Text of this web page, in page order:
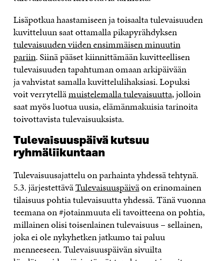
Lisäpotkua haastamiseen ja toisaalta tulevaisuuden
kuvitteluun saat ottamallapikapyrähdyksen
tulevaisuuden viiden ensimmäisen minuutin
pariin.Siinä pääset kiinnittämään kuvitteellisen
tulevaisuuden tapahtuman omaan arkipäivään
javahvistat samalla kuvittelulihaksiasi.Lopuksi
voitverrytellämuistelemalla tulevaisuutta, jolloin
saat myös luotua uusia, elämänmakuisia tarinoita
toivottavista tulevaisuuksista.
Tulevaisuuspäivä kutsuu
ryhmäliikuntaan
Tulevaisuusajattelu on parhainta yhdessätehtynä.
5.3. järjestettäväTulevaisuuspäiväonerinomainen
tilaisuuspohtia tulevaisuutta yhdessä.Tänä vuonna
teemana on #jotainmuutaelitavoitteena on pohtia,
millainen olisi toisenlainen tulevaisuus –sellainen,
joka ei ole nykyhetkenjatkumo tai paluu
menneeseen.Tulevaisuuspäivän sivuilta